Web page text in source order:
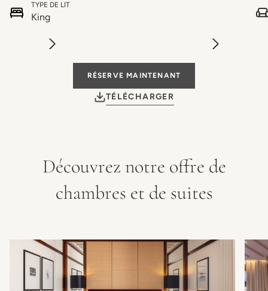
TYPE DE LIT
King
RÉSERVE MAINTENANT
TÉLÉCHARGER
Découvrez notre offre de
chambres et de suites